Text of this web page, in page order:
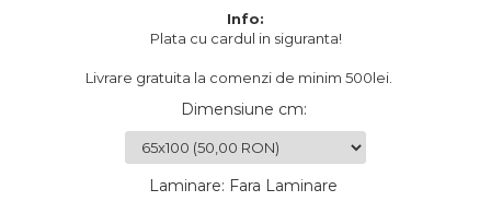
Info:
Plata cu cardul in siguranta!
Livrare gratuita la comenzi de minim 500lei.
Dimensiune cm:
Laminare: Fara Laminare